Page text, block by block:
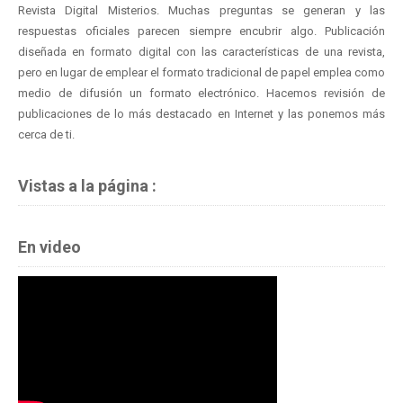
Revista Digital Misterios. Muchas preguntas se generan y las
respuestas oficiales parecen siempre encubrir algo. Publicación
diseñada en formato digital con las características de una revista,
pero en lugar de emplear el formato tradicional de papel emplea como
medio de difusión un formato electrónico. Hacemos revisión de
publicaciones de lo más destacado en Internet y las ponemos más
cerca de ti.
Vistas a la página :
En video